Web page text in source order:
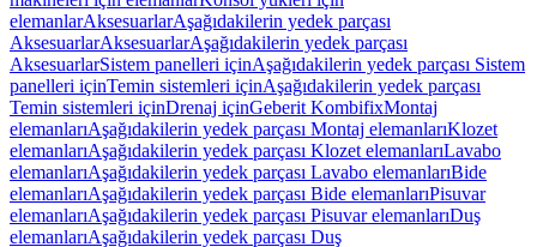
elemanlarAksesuarlarAşağıdakilerin yedek parçası
AksesuarlarAksesuarlarAşağıdakilerin yedek parçası
AksesuarlarSistem panelleri içinAşağıdakilerin yedek parçası Sistem
panelleri içinTemin sistemleri içinAşağıdakilerin yedek parçası
Temin sistemleri içinDrenaj içinGeberit KombifixMontaj
elemanlarıAşağıdakilerin yedek parçası Montaj elemanlarıKlozet
elemanlarıAşağıdakilerin yedek parçası Klozet elemanlarıLavabo
elemanlarıAşağıdakilerin yedek parçası Lavabo elemanlarıBide
elemanlarıAşağıdakilerin yedek parçası Bide elemanlarıPisuvar
elemanlarıAşağıdakilerin yedek parçası Pisuvar elemanlarıDuş
elemanlarıAşağıdakilerin yedek parçası Duş